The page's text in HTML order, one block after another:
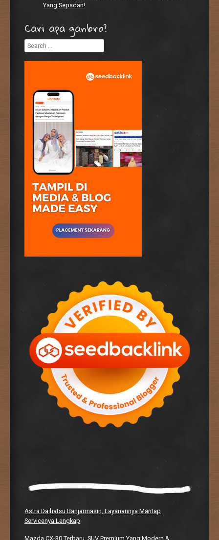
Yang Sepadan!
Cari apa ganbro?
Search
Astra Daihatsu Banjarmasin, Layanannya Mantap
Servicenya Lengkap
Mazda CX-30 Terbaru, SUV Premium Yang Modern &